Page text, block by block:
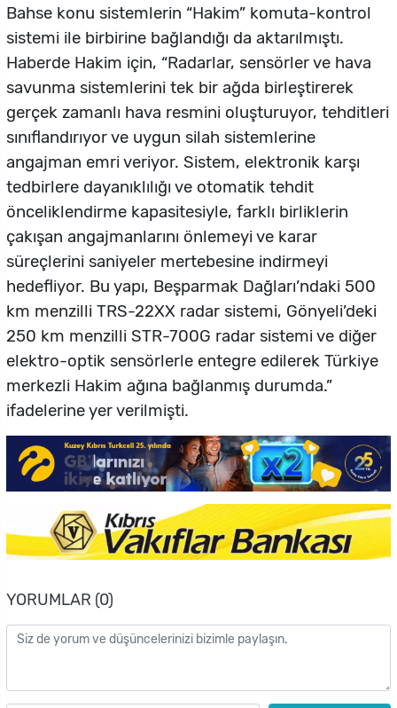
Bahse konu sistemlerin “Hakim” komuta-kontrol
sistemi ile birbirine bağlandığı da aktarılmıştı.
Haberde Hakim için, “Radarlar, sensörler ve hava
savunma sistemlerini tek bir ağda birleştirerek
gerçek zamanlı hava resmini oluşturuyor, tehditleri
sınıflandırıyor ve uygun silah sistemlerine
angajman emri veriyor. Sistem, elektronik karşı
tedbirlere dayanıklılığı ve otomatik tehdit
önceliklendirme kapasitesiyle, farklı birliklerin
çakışan angajmanlarını önlemeyi ve karar
süreçlerini saniyeler mertebesine indirmeyi
hedefliyor. Bu yapı, Beşparmak Dağları’ndaki 500
km menzilli TRS-22XX radar sistemi, Gönyeli’deki
250 km menzilli STR-700G radar sistemi ve diğer
elektro-optik sensörlerle entegre edilerek Türkiye
merkezli Hakim ağına bağlanmış durumda.”
ifadelerine yer verilmişti.
YORUMLAR (0)